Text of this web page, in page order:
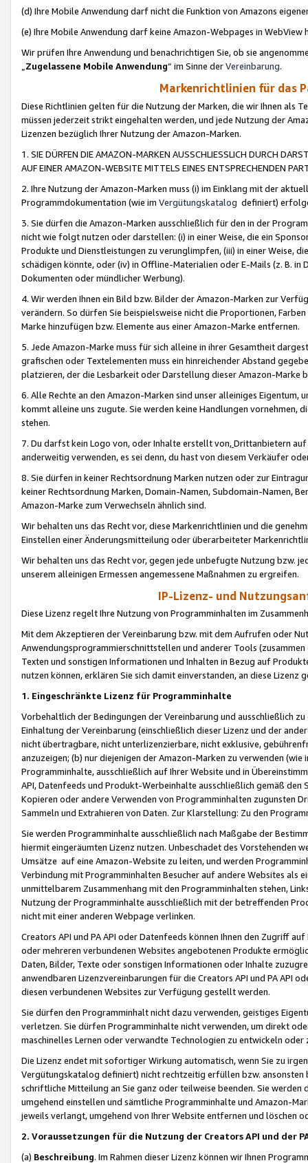
(d) Ihre Mobile Anwendung darf nicht die Funktion von Amazons
(e) Ihre Mobile Anwendung darf keine Amazon-Webpages in WebView
Wir prüfen Ihre Anwendung und benachrichtigen Sie, ob sie
„Zugelassene Mobile Anwendung“ im Sinne derVereinbarung.
Markenrichtlinien für das
Diese Richtlinien gelten für die Nutzung der Marken, die wir Ihnen als
müssen jederzeit strikt eingehalten werden, und jede Nutzung der
Lizenzen bezüglich Ihrer Nutzung der Amazon-Marken.
1. SIE DÜRFEN DIE AMAZON-MARKEN AUSSCHLIESSLICH DURCH
AUF EINER AMAZON-WEBSITE MITTELS EINES ENTSPRECHENDEN
2. Ihre Nutzung der Amazon-Marken muss (i) im Einklang mit der
Programmdokumentation (wie im Vergütungskatalog definiert)
3. Sie dürfen die Amazon-Marken ausschließlich für den in der
nicht wie folgt nutzen oder darstellen: (i) in einer Weise, die ein
Produkte und Dienstleistungen zu verunglimpfen, (iii) in einer Weise,
schädigen könnte, oder (iv) in Offline-Materialien oder E-Mails (z. B. in
Dokumenten oder mündlicher Werbung).
4. Wir werden Ihnen ein Bild bzw. Bilder der Amazon-Marken zur
verändern. So dürfen Sie beispielsweise nicht die Proportionen,
Marke hinzufügen bzw. Elemente aus einer Amazon-Marke entfernen.
5. Jede Amazon-Marke muss für sich alleine in ihrer Gesamtheit
grafischen oder Textelementen muss ein hinreichender Abstand
platzieren, der die Lesbarkeit oder Darstellung dieser Amazon-Marke
6. Alle Rechte an den Amazon-Marken sind unser alleiniges
kommt alleine uns zugute. Sie werden keine Handlungen vornehmen,
stehen.
7. Du darfst kein Logo von, oder Inhalte erstellt von,Drittanbietern auf
anderweitig verwenden, es sei denn, du hast von diesem Verkäufer
8. Sie dürfen in keiner Rechtsordnung Marken nutzen oder zur
keiner Rechtsordnung Marken, Domain-Namen, Subdomain-Namen,
Amazon-Marke zum Verwechseln ähnlich sind.
Wir behalten uns das Recht vor, diese Markenrichtlinien und die
Einstellen einer Änderungsmitteilung oder überarbeiteter
Wir behalten uns das Recht vor, gegen jede unbefugte Nutzung bzw.
unserem alleinigen Ermessen angemessene Maßnahmen zu ergreifen.
IP-Lizenz- und
Diese Lizenz regelt Ihre Nutzung von Programminhalten im
Mit dem Akzeptieren der Vereinbarung bzw. mit dem Aufrufen oder
Anwendungsprogrammierschnittstellen und anderer Tools (zusammen
Texten und sonstigen Informationen und Inhalten in Bezug auf
nutzen können, erklären Sie sich damit einverstanden, an diese Lizenz
1. Eingeschränkte Lizenz für Programminhalte
Vorbehaltlich der Bedingungen der Vereinbarung und ausschließlich
Einhaltung der Vereinbarung (einschließlich dieser Lizenz und der
nicht übertragbare, nicht unterlizenzierbare, nicht exklusive,
anzuzeigen; (b) nur diejenigen der Amazon-Marken zu verwenden
Programminhalte, ausschließlich auf Ihrer Website und in
API, Datenfeeds und Produkt-Werbeinhalte ausschließlich gemäß
Kopieren oder andere Verwenden von Programminhalten zugunsten
Sammeln und Extrahieren von Daten. Zur Klarstellung: Zu den
Sie werden Programminhalte ausschließlich nach Maßgabe der
hiermit eingeräumten Lizenz nutzen. Unbeschadet des Vorstehenden
Umsätze auf eine Amazon-Website zu leiten, und werden
Verbindung mit Programminhalten Besucher auf andere Websites als
unmittelbarem Zusammenhang mit den Programminhalten stehen,
Nutzung der Programminhalte ausschließlich mit der betreffenden
nicht mit einer anderen Webpage verlinken.
Creators API und PA API oder Datenfeeds können Ihnen den Zugriff
oder mehreren verbundenen Websites angebotenen Produkte
Daten, Bilder, Texte oder sonstigen Informationen oder Inhalte
anwendbaren Lizenzvereinbarungen für die Creators API und PA API
diesen verbundenen Websites zur Verfügung gestellt werden.
Sie dürfen den Programminhalt nicht dazu verwenden, geistiges
verletzen. Sie dürfen Programminhalte nicht verwenden, um direkt
maschinelles Lernen oder verwandte Technologien zu entwickeln
Die Lizenz endet mit sofortiger Wirkung automatisch, wenn Sie zu
Vergütungskatalog definiert) nicht rechtzeitig erfüllen bzw. ansonsten
schriftliche Mitteilung an Sie ganz oder teilweise beenden. Sie werden
umgehend einstellen und sämtliche Programminhalte und Amazon-
jeweils verlangt, umgehend von Ihrer Website entfernen und löschen
2. Voraussetzungen für die Nutzung der Creators API und der
(a) Beschreibung. Im Rahmen dieser Lizenz können wir Ihnen